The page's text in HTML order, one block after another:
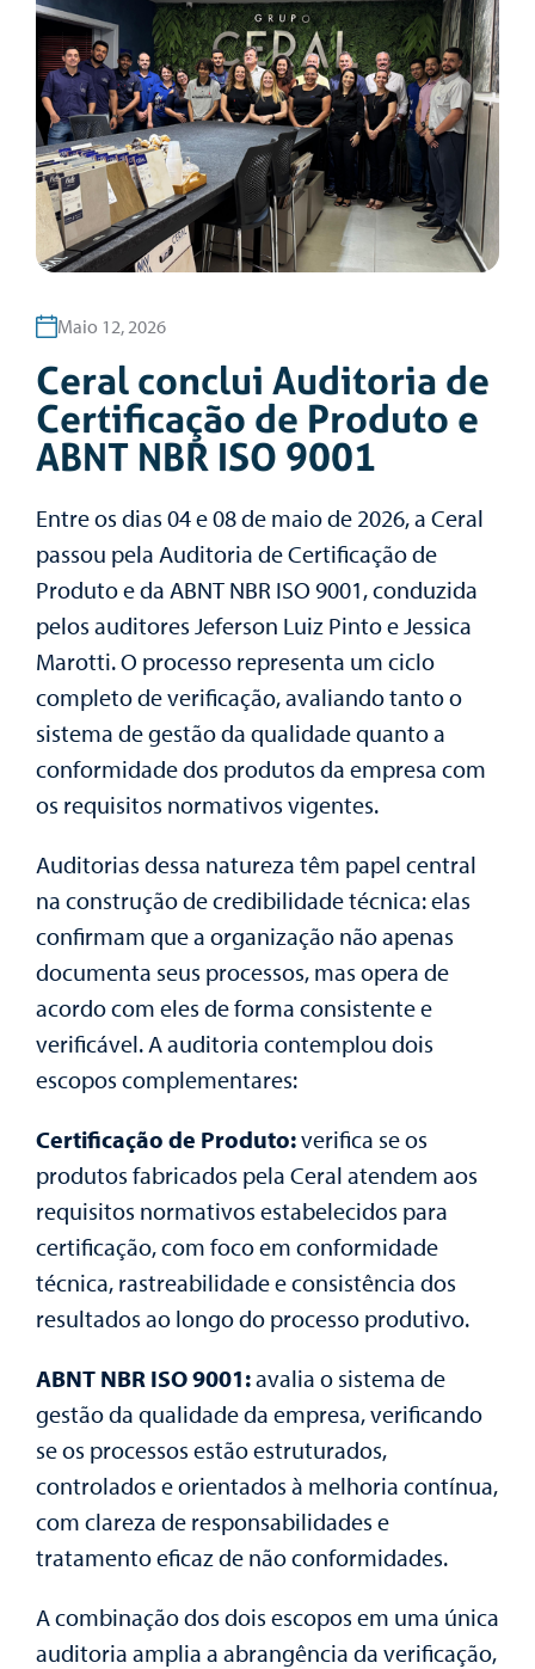
Maio 12, 2026
Ceral conclui Auditoria de
Certificação de Produto e
ABNT NBR ISO 9001
Entre os dias 04 e 08 de maio de 2026, a Ceral
passou pela Auditoria de Certificação de
Produto e da ABNT NBR ISO 9001, conduzida
pelos auditores Jeferson Luiz Pinto e Jessica
Marotti. O processo representa um ciclo
completo de verificação, avaliando tanto o
sistema de gestão da qualidade quanto a
conformidade dos produtos da empresa com
os requisitos normativos vigentes.
Auditorias dessa natureza têm papel central
na construção de credibilidade técnica: elas
confirmam que a organização não apenas
documenta seus processos, mas opera de
acordo com eles de forma consistente e
verificável. A auditoria contemplou dois
escopos complementares:
Certificação de Produto:verifica se os
produtos fabricados pela Ceral atendem aos
requisitos normativos estabelecidos para
certificação, com foco em conformidade
técnica, rastreabilidade e consistência dos
resultados ao longo do processo produtivo.
ABNT NBR ISO 9001:avalia o sistema de
gestão da qualidade da empresa, verificando
se os processos estão estruturados,
controlados e orientados à melhoria contínua,
com clareza de responsabilidades e
tratamento eficaz de não conformidades.
A combinação dos dois escopos em uma única
auditoria amplia a abrangência da verificação,